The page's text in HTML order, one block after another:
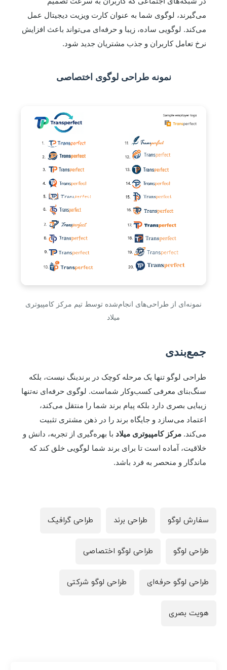
می‌گیرند، لوگوی شما به عنوان کارت ویزیت دیجیتال عمل
می‌کند. لوگویی ساده، زیبا و حرفه‌ای می‌تواند باعث افزایش
نرخ تعامل کاربران و جذب مشتریان جدید شود.
نمونه طراحی لوگوی اختصاصی
نمونه‌ای از طراحی‌های انجام‌شده توسط تیم مرکز کامپیوتری
میلاد
جمع‌بندی
طراحی لوگو تنها یک مرحله کوچک در برندینگ نیست، بلکه
سنگ‌بنای معرفی کسب‌وکار شماست. لوگوی حرفه‌ای نه‌تنها
زیبایی بصری دارد بلکه پیام برند شما را منتقل می‌کند،
اعتماد می‌سازد و جایگاه برند را در ذهن مشتری تثبیت
می‌کند.مرکز کامپیوتری میلاد با بهره‌گیری از تجربه، دانش و
خلاقیت، آماده است تا برای برند شما لوگویی خلق کند که
ماندگار و منحصر به فرد باشد.
سفارش لوگو طراحی برند طراحی گرافیک
طراحی لوگو طراحی لوگو اختصاصی
طراحی لوگو حرفه‌ای طراحی لوگو شرکتی
هویت بصری